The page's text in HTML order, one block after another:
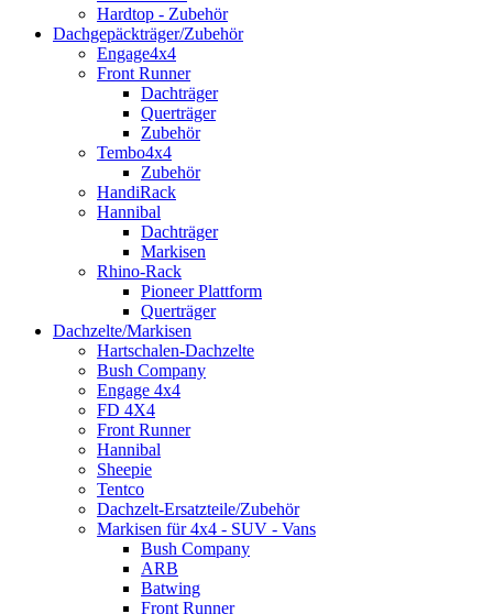
Hardtop - Zubehör
Dachgepäckträger/Zubehör
Engage4x4
Front Runner
Dachträger
Querträger
Zubehör
Tembo4x4
Zubehör
HandiRack
Hannibal
Dachträger
Markisen
Rhino-Rack
Pioneer Plattform
Querträger
Dachzelte/Markisen
Hartschalen-Dachzelte
Bush Company
Engage 4x4
FD 4X4
Front Runner
Hannibal
Sheepie
Tentco
Dachzelt-Ersatzteile/Zubehör
Markisen für 4x4 - SUV - Vans
Bush Company
ARB
Batwing
Front Runner